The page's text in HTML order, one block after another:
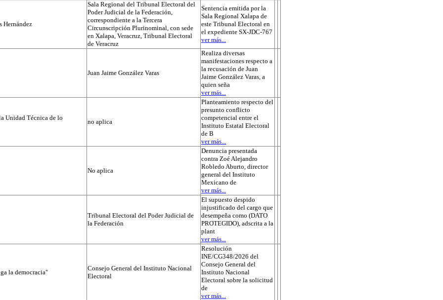
Hernández
Sala Regional del Tribunal Electoral del
Poder Judicial de la Federación,
correspondiente a la Tercera
Circunscripción Plurinominal, con sede
en Xalapa, Veracruz, Tribunal Electoral
de Veracruz
Sentencia emitida por la
Sala Regional Xalapa de
este Tribunal Electoral en
el expediente SX-JDC-767
ver más...
Juan Jaime González Varas
Realiza diversas
manifestaciones respecto a
la recusación de Juan
Jaime González Varas, a
quien seña
ver más...
Unidad Técnica de lo
no aplica
Planteamiento respecto del
presunto conflicto
competencial entre el
Instituto Estatal Electoral
de B
ver más...
No aplica
Denuncia presentada
contra Zoé Alejandro
Robledo Aburto, director
general del Instituto
Mexicano de
ver más...
Tribunal Electoral del Poder Judicial de
la Federación
El supuesto despido
injustificado del cargo que
desempeña como (DATO
PROTEGIDO), adscrita a la
plant
ver más...
la democracia"
Consejo General del Instituto Nacional
Electoral
Resolución
INE/CG348/2026 del
Consejo General del
Instituto Nacional
Electoral sobre la solicitud
de
ver más...